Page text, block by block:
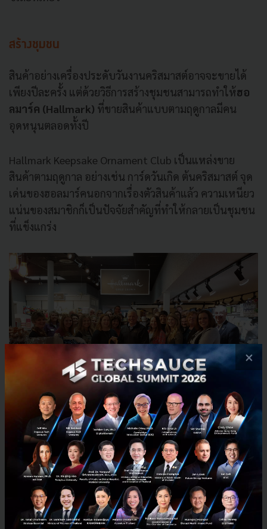
สร้างชุมชน
สินค้าอย่างเครื่องประดับวันงานคริสมาสต์อาจจะขายได้
เพียงปีละครั้ง แต่ด้วยวิธีการสร้างชุมชนสามารถทำให้ฮอ
ลมาร์ค (Hallmark) ที่ขายสินค้าแบบตามฤดูกาลมีคน
อุดหนุนตลอดทั้งปี
Hallmark Keepsake Ornament Club เป็นแหล่งขาย
สินค้าตามฤดูกาล อย่างเช่น การ์ดวันเกิด ต้นคริสมาสต์ จุด
เด่นของฮอลมาร์คนอกจากเรื่องตัวสินค้าแล้ว ความเหนียว
แน่นของสมาชิกก็เป็นปัจจัยสำคัญที่ทำให้กลายเป็นชุมชน
ที่แข็งแกร่ง
ฮอลมาร์คมีสาขาย่อยที่เป็นร้านท้องถิ่นกว่า 400 สาขาที่มี
การบริหารจัดการโดยร้านฮอลมาร์คในระแวกนั้น ถ้าเป็น
ร้านค้าอื่นๆ การสมัครสมาชิกอาจจะทำให้คุณได้รับสิทธิ
พิเศษบางอย่าง แต่กับฮอลมาร์คนั้นไม่เพียงแต่จะทำให้ได้
รับสิทธิพิเศษ แต่ยังมีกิจกรรมที่จะเพิ่มความแน่นแฟ้น
ระหว่างสมาชิก
×